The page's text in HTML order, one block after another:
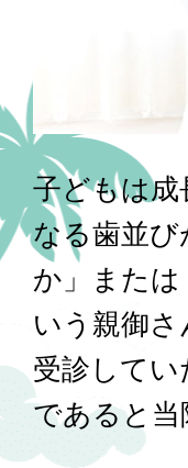
子どもは
なる歯並
か」また
いう親御
受診して
であると当